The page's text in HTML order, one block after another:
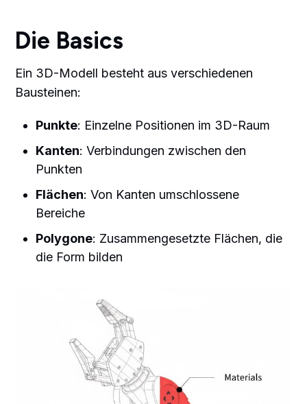
Die Basics
Ein 3D-Modell besteht aus verschiedenen
Bausteinen:
Punkte: Einzelne Positionen im 3D-Raum
Kanten: Verbindungen zwischen den
Punkten
Flächen: Von Kanten umschlossene
Bereiche
Polygone: Zusammengesetzte Flächen, die
die Form bilden